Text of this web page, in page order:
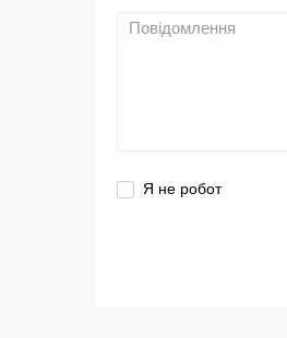
Я не робот